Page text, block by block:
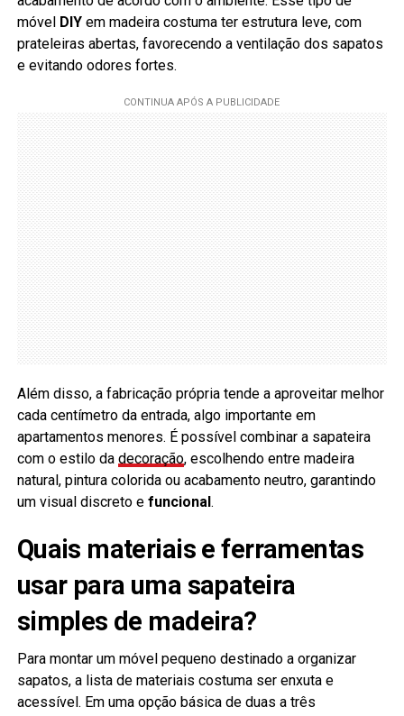
móvel DIYem madeira costuma ter estrutura leve, com
prateleiras abertas, favorecendo a ventilação dos sapatos
e evitando odores fortes.
Além disso, a fabricação própria tende a aproveitar melhor
cada centímetro da entrada, algo importante em
apartamentos menores. É possível combinar a sapateira
com o estilo da decoração, escolhendo entre madeira
natural, pintura colorida ou acabamento neutro, garantindo
um visual discreto e funcional.
Quais materiais e ferramentas
usar para uma sapateira
simples de madeira?
Para montar um móvel pequeno destinado a organizar
sapatos, a lista de materiais costuma ser enxuta e
acessível. Em uma opção básica de duas a três